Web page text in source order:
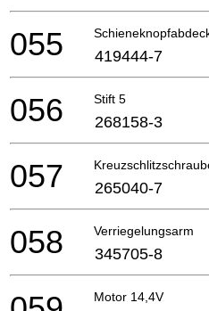
055 419444-7
Stift 5
056 268158-3
057 265040-7
Verriegelungsarm
058 345705-8
Motor 14,4V